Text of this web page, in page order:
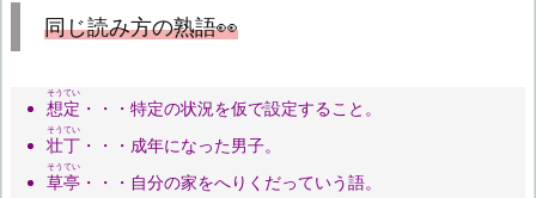
同じ読み方の熟語👀
想定
そうてい
・・・特定の状況を仮で設定すること。
壮丁
そうてい
・・・成年になった男子。
草亭
そうてい
・・・自分の家をへりくだっていう語。